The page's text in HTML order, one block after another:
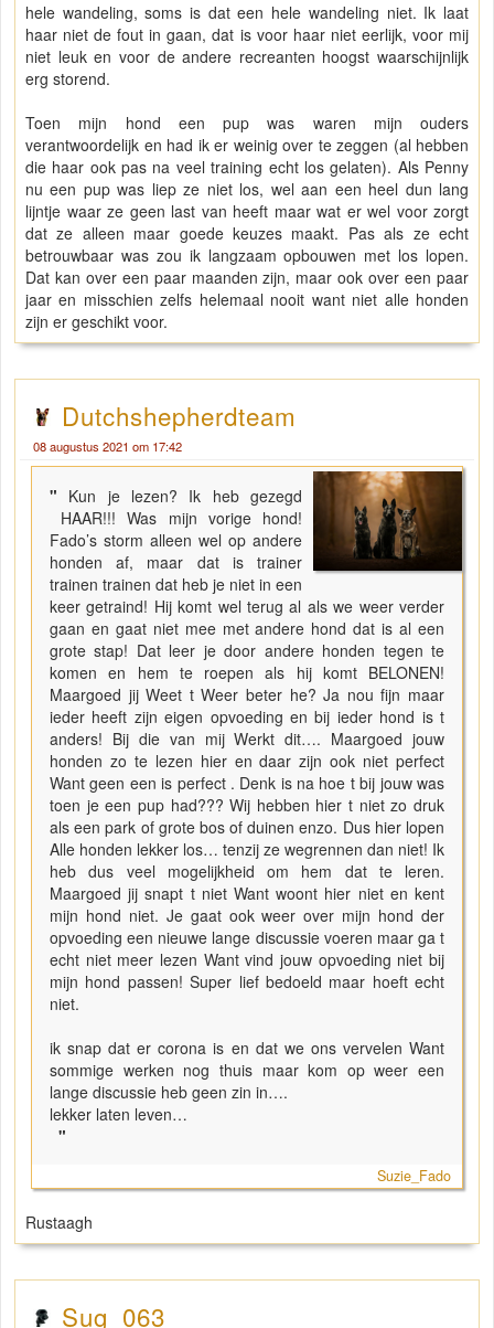
hele wandeling, soms is dat een hele wandeling niet. Ik laat
haar niet de fout in gaan, dat is voor haar niet eerlijk, voor mij
niet leuk en voor de andere recreanten hoogst waarschijnlijk
erg storend.
Toen mijn hond een pup was waren mijn ouders
verantwoordelijk en had ik er weinig over te zeggen (al hebben
die haar ook pas na veel training echt los gelaten). Als Penny
nu een pup was liep ze niet los, wel aan een heel dun lang
lijntje waar ze geen last van heeft maar wat er wel voor zorgt
dat ze alleen maar goede keuzes maakt. Pas als ze echt
betrouwbaar was zou ik langzaam opbouwen met los lopen.
Dat kan over een paar maanden zijn, maar ook over een paar
jaar en misschien zelfs helemaal nooit want niet alle honden
zijn er geschikt voor.
Dutchshepherdteam
08 augustus 2021 om 17:42
" Kun je lezen? Ik heb gezegd
HAAR!!! Was mijn vorige hond!
Fado’s storm alleen wel op andere
honden af, maar dat is trainer
trainen trainen dat heb je niet in een
keer getraind! Hij komt wel terug al als we weer verder
gaan en gaat niet mee met andere hond dat is al een
grote stap! Dat leer je door andere honden tegen te
komen en hem te roepen als hij komt BELONEN!
Maargoed jij Weet t Weer beter he? Ja nou fijn maar
ieder heeft zijn eigen opvoeding en bij ieder hond is t
anders! Bij die van mij Werkt dit…. Maargoed jouw
honden zo te lezen hier en daar zijn ook niet perfect
Want geen een is perfect . Denk is na hoe t bij jouw was
toen je een pup had??? Wij hebben hier t niet zo druk
als een park of grote bos of duinen enzo. Dus hier lopen
Alle honden lekker los… tenzij ze wegrennen dan niet! Ik
heb dus veel mogelijkheid om hem dat te leren.
Maargoed jij snapt t niet Want woont hier niet en kent
mijn hond niet. Je gaat ook weer over mijn hond der
opvoeding een nieuwe lange discussie voeren maar ga t
echt niet meer lezen Want vind jouw opvoeding niet bij
mijn hond passen! Super lief bedoeld maar hoeft echt
niet.
ik snap dat er corona is en dat we ons vervelen Want
sommige werken nog thuis maar kom op weer een
lange discussie heb geen zin in….
lekker laten leven…
"
Suzie_Fado
Rustaagh
Sug_063